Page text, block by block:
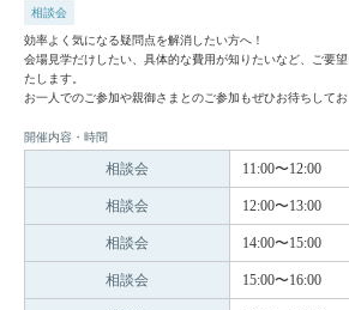
相談会
効率よく気になる疑問点を解消したい方へ！
会場見学だけしたい、具体的な費用が知りたいなど、ご要
たします。
お一人でのご参加や親御さまとのご参加もぜひお待ちしてお
開催内容・時間
相談会 11:00〜12:00
相談会 12:00〜13:00
相談会 14:00〜15:00
相談会 15:00〜16:00